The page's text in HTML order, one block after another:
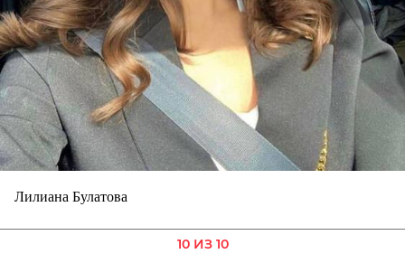
Лилиана Булатова
10 ИЗ 10